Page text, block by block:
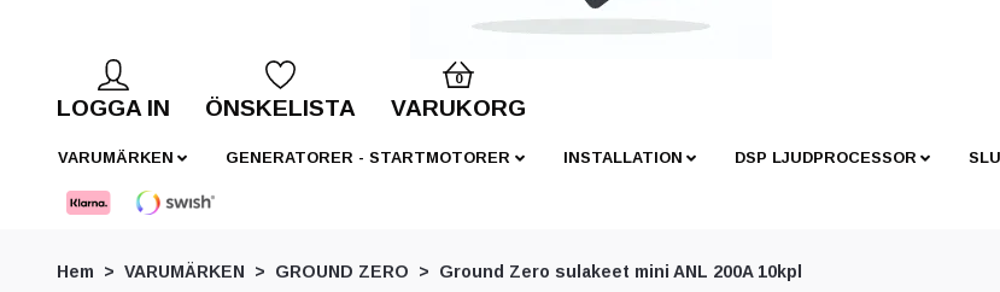
LOGGA IN ÖNSKELISTA
0
VARUKORG
VARUMÄRKEN GENERATORER - STARTMOTORER INSTALLATION DSP LJUDPROCESSOR
Hem VARUMÄRKEN GROUND ZERO Ground Zero sulakeet mini ANL 200A 10kpl